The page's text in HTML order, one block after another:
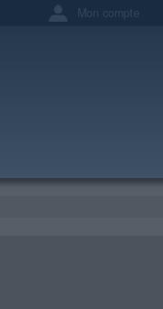
Mon compte